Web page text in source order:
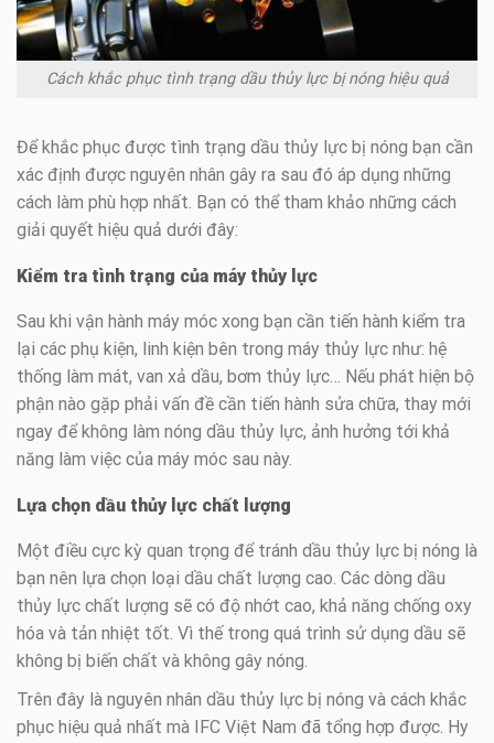
Cách khắc phục tình trạng dầu thủy lực bị nóng hiệu quả
Để khắc phục được tình trạng dầu thủy lực bị nóng bạn cần
xác định được nguyên nhân gây ra sau đó áp dụng những
cách làm phù hợp nhất. Bạn có thể tham khảo những cách
giải quyết hiệu quả dưới đây:
Kiểm tra tình trạng của máy thủy lực
Sau khi vận hành máy móc xong bạn cần tiến hành kiểm tra
lại các phụ kiện, linh kiện bên trong máy thủy lực như: hệ
thống làm mát, van xả dầu, bơm thủy lực… Nếu phát hiện bộ
phận nào gặp phải vấn đề cần tiến hành sửa chữa, thay mới
ngay để không làm nóng dầu thủy lực, ảnh hưởng tới khả
năng làm việc của máy móc sau này.
Lựa chọn dầu thủy lực chất lượng
Một điều cực kỳ quan trọng để tránh dầu thủy lực bị nóng là
bạn nên lựa chọn loại dầu chất lượng cao. Các dòng dầu
thủy lực chất lượng sẽ có độ nhớt cao, khả năng chống oxy
hóa và tản nhiệt tốt. Vì thế trong quá trình sử dụng dầu sẽ
không bị biến chất và không gây nóng.
Trên đây là nguyên nhân dầu thủy lực bị nóng và cách khắc
phục hiệu quả nhất mà IFC Việt Nam đã tổng hợp được. Hy